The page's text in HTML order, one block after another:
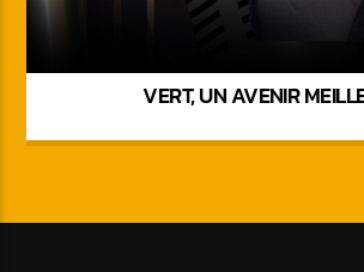
VERT, UN AVENIR